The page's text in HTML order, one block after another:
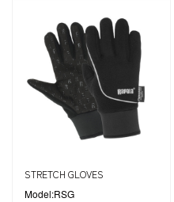
STRETCH GLOVES
Model:RSG